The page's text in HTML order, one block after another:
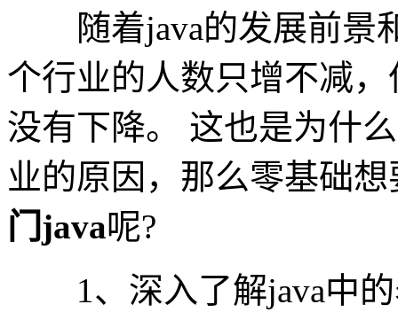
随着java的发展前景
个行业的人数只增不减
没有下降。 这也是为什
业的原因，那么零基础想
门java呢?
1、深入了解java中的